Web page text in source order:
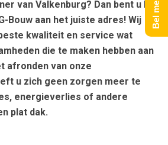
van Valkenburg? Dan bent u bij
Bouw aan het juiste adres! Wij
kwaliteit en service wat
die te maken hebben aan
afronden van onze
u zich geen zorgen meer te
energieverlies of andere
plat dak.